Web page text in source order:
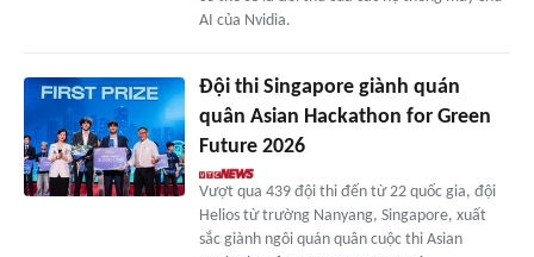
AI của Nvidia.
Đội thi Singapore giành quán
quân Asian Hackathon for Green
Future 2026
Vượt qua 439 đội thi đến từ 22 quốc gia, đội
Helios từ trường Nanyang, Singapore, xuất
sắc giành ngôi quán quân cuộc thi Asian